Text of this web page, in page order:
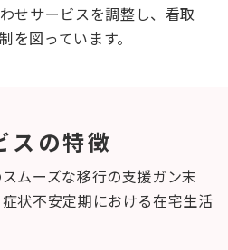
せサービスを調整し、看取
を図っています。
スの特徴
ムーズな移行の支援ガン末
状不安定期における在宅生活